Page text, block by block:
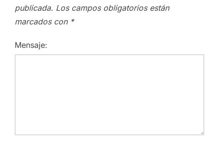
publicada. Los campos obligatorios están
marcados con *
Mensaje: